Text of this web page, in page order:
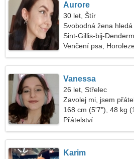
Aurore
30 let, Štír
Svobodná žena
Sint-Gillis-bij-
Venčení psa,
Vanessa
26 let, Střelec
Zavolej mi, jsem
168 cm (5'7"), 48 kg
Přátelství
Karim